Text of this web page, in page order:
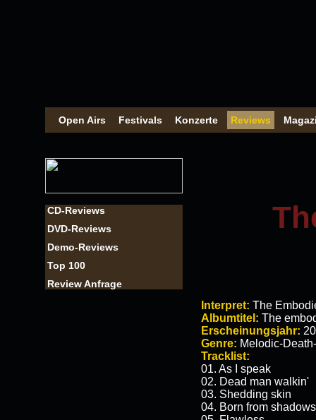
Open Airs Festivals Konzerte Reviews
CD-Reviews
DVD-Reviews
Demo-Reviews
Top 100
Review Anfrage
Interpret: The
Albumtitel: The
Erscheinungsjahr:
Genre: Melodic-
Tracklist:
01. As I speak
02. Dead man walkin'
03. Shedding skin
04. Born from shadows